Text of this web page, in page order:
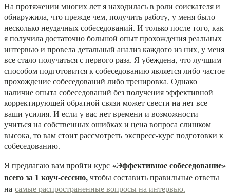
На протяжении многих лет я находилась в роли соискателя и
обнаружила, что прежде чем, получить работу, у меня было
несколько неудачных собеседований. И только после того, как
я получила достаточно большой опыт прохождения реальных
интервью и провела детальный анализ каждого из них, у меня
все стало получаться с первого раза. Я убеждена, что лучшим
способом подготовится к собеседованию является либо частое
прохождение собеседований либо тренировка. Однако
наличие опыта собеседований без получения эффективной
корректирующей обратной связи может свести на нет все
ваши усилия. И если у вас нет времени и возможности
учиться на собственных ошибках и цена вопроса слишком
высока, то вам стоит рассмотреть экспресс-курс подготовки к
собеседованию.
Я предлагаю вам пройти курс «Эффективное собеседование»
всего за 1 коуч-сессию,чтобы составить правильные ответы
на самые распространенные вопросы на интервью.